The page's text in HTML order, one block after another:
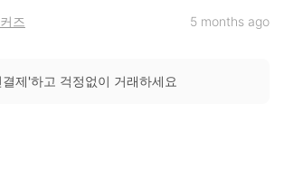
즈 5 months ago
제'하고 걱정없이 거래하세요